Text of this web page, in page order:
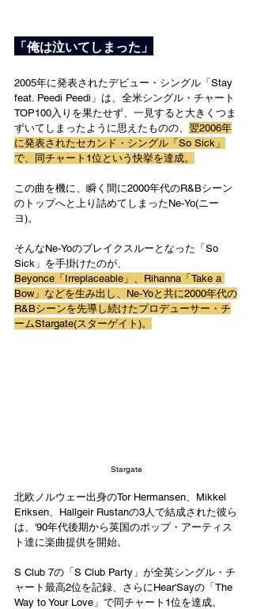
「俺は泣いてしまった」
2005年に発表されたデビュー・シングル「Stay
feat. Peedi Peedi」は、全米シングル・チャート
TOP100入りを果たせず、一見すると大きくつま
ずいてしまったように思えたものの、 翌2006年
に発表されたセカンド・シングル「So Sick」
で、同チャート1位という快挙を達成。
この曲を機に、瞬く間に2000年代のR&Bシーン
のトップへと上り詰めてしまったNe-Yo(ニー
ヨ)。
そんなNe-Yoのブレイクスルーとなった「So
Sick」を手掛けたのが、
Beyonce「Irreplaceable」、Rihanna「Take a
Bow」などを生み出し、Ne-Yoと共に2000年代の
R&Bシーンを先導し続けたプロデューサー・チ
ームStargate(スターゲイト)。
Stargate
北欧ノルウェー出身のTor Hermansen、Mikkel
Eriksen、Hallgeir Rustanの3人で結成された彼ら
は、'90年代後期から英国のポップ・アーティス
ト達に楽曲提供を開始。
S Club 7の「S Club Party」が全英シングル・チ
ャート最高2位を記録、さらにHear'Sayの「The
Way to Your Love」で同チャート1位を達成。